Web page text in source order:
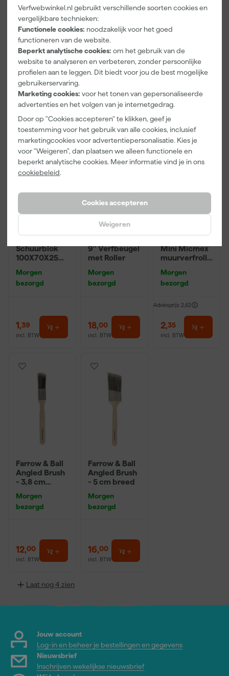
Verfwebwinkel.nl gebruikt verschillende soorten cookies en
vergelijkbare technieken:
Functionele cookies: noodzakelijk voor het goed
functioneren van de website.
Beperkt analytische cookies: om het gebruik van de
website te analyseren en verbeteren, zonder persoonlijke
profielen aan te leggen. Dit biedt voor jou de best mogelijke
gebruikerservaring.
Marketing cookies: voor het tonen van gepersonaliseerde
advertenties en het volgen van je internetgedrag.
Door op "Cookies accepteren" te klikken, geef je
toestemming voor het gebruik van alle cookies, inclusief
marketingcookies voor advertentiepersonalisatie. Kies je
voor "Weigeren", dan plaatsen we alleen functionele en
beperkt analytische cookies. Meer informatie vind je in ons
cookiebeleid.
Cookies accepteren
Weigeren
Paintura
Lucamax
Washi tape -
50mx24mm
Morgen
bezorgd
Adviesprijs 6,00
3,99
Farrow & Ball
F&B
Kleurenwaaie
r
Morgen
bezorgd
22,
And Go
Verfbak -
0,5L + 5
Inzetbakken
Morgen
bezorgd
3,
Schuurblok
100X70X25m
P220
Morgen
bezorgd
1,39
incl. BTW
9" Verfbeugel
met Roller
Morgen
bezorgd
18,00
incl. BTW
Mini Micmex
muurverfrolle
Morgen
bezorgd
Adviesprijs 2,62
2,35
incl. BTW
Farrow & Ball
Angled Brush
- 3,8 cm
Morgen
bezorgd
12,00
incl. BTW
Farrow & Ball
Angled Brush
- 5 cm breed
Morgen
bezorgd
16,00
incl. BTW
Laat nog 4 zien
Jouw account
Log-in en beheer je bestellingen en gegevens
Nieuwsbrief
Inschrijven wekelijkse nieuwsbrief